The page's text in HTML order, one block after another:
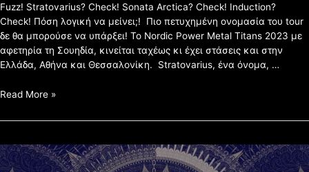
Fuzz! Stratovarius? Check! Sonata Arctica? Check! Induction?
Check! Πόση λογική να μείνει;! Πιο πετυχημένη ονομασία του tour
δε θα μπορούσε να υπάρξει! Το Nordic Power Metal Titans 2023 με
αφετηρία τη Σουηδία, κινείται ταχέως κι έχει στάσεις και στην
Ελλάδα, Αθήνα και Θεσσαλονίκη. Stratovarius, ένα όνομα, …
Read More »
ΑΦΙΕΡΩΜΑ
AMORPHIS,